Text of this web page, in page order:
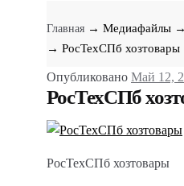
Главная → Медиафайлы →
→ РосТехСПб хозтовары
Опубликовано Май 12,
РосТехСПб
РосТехСПб хозтовары